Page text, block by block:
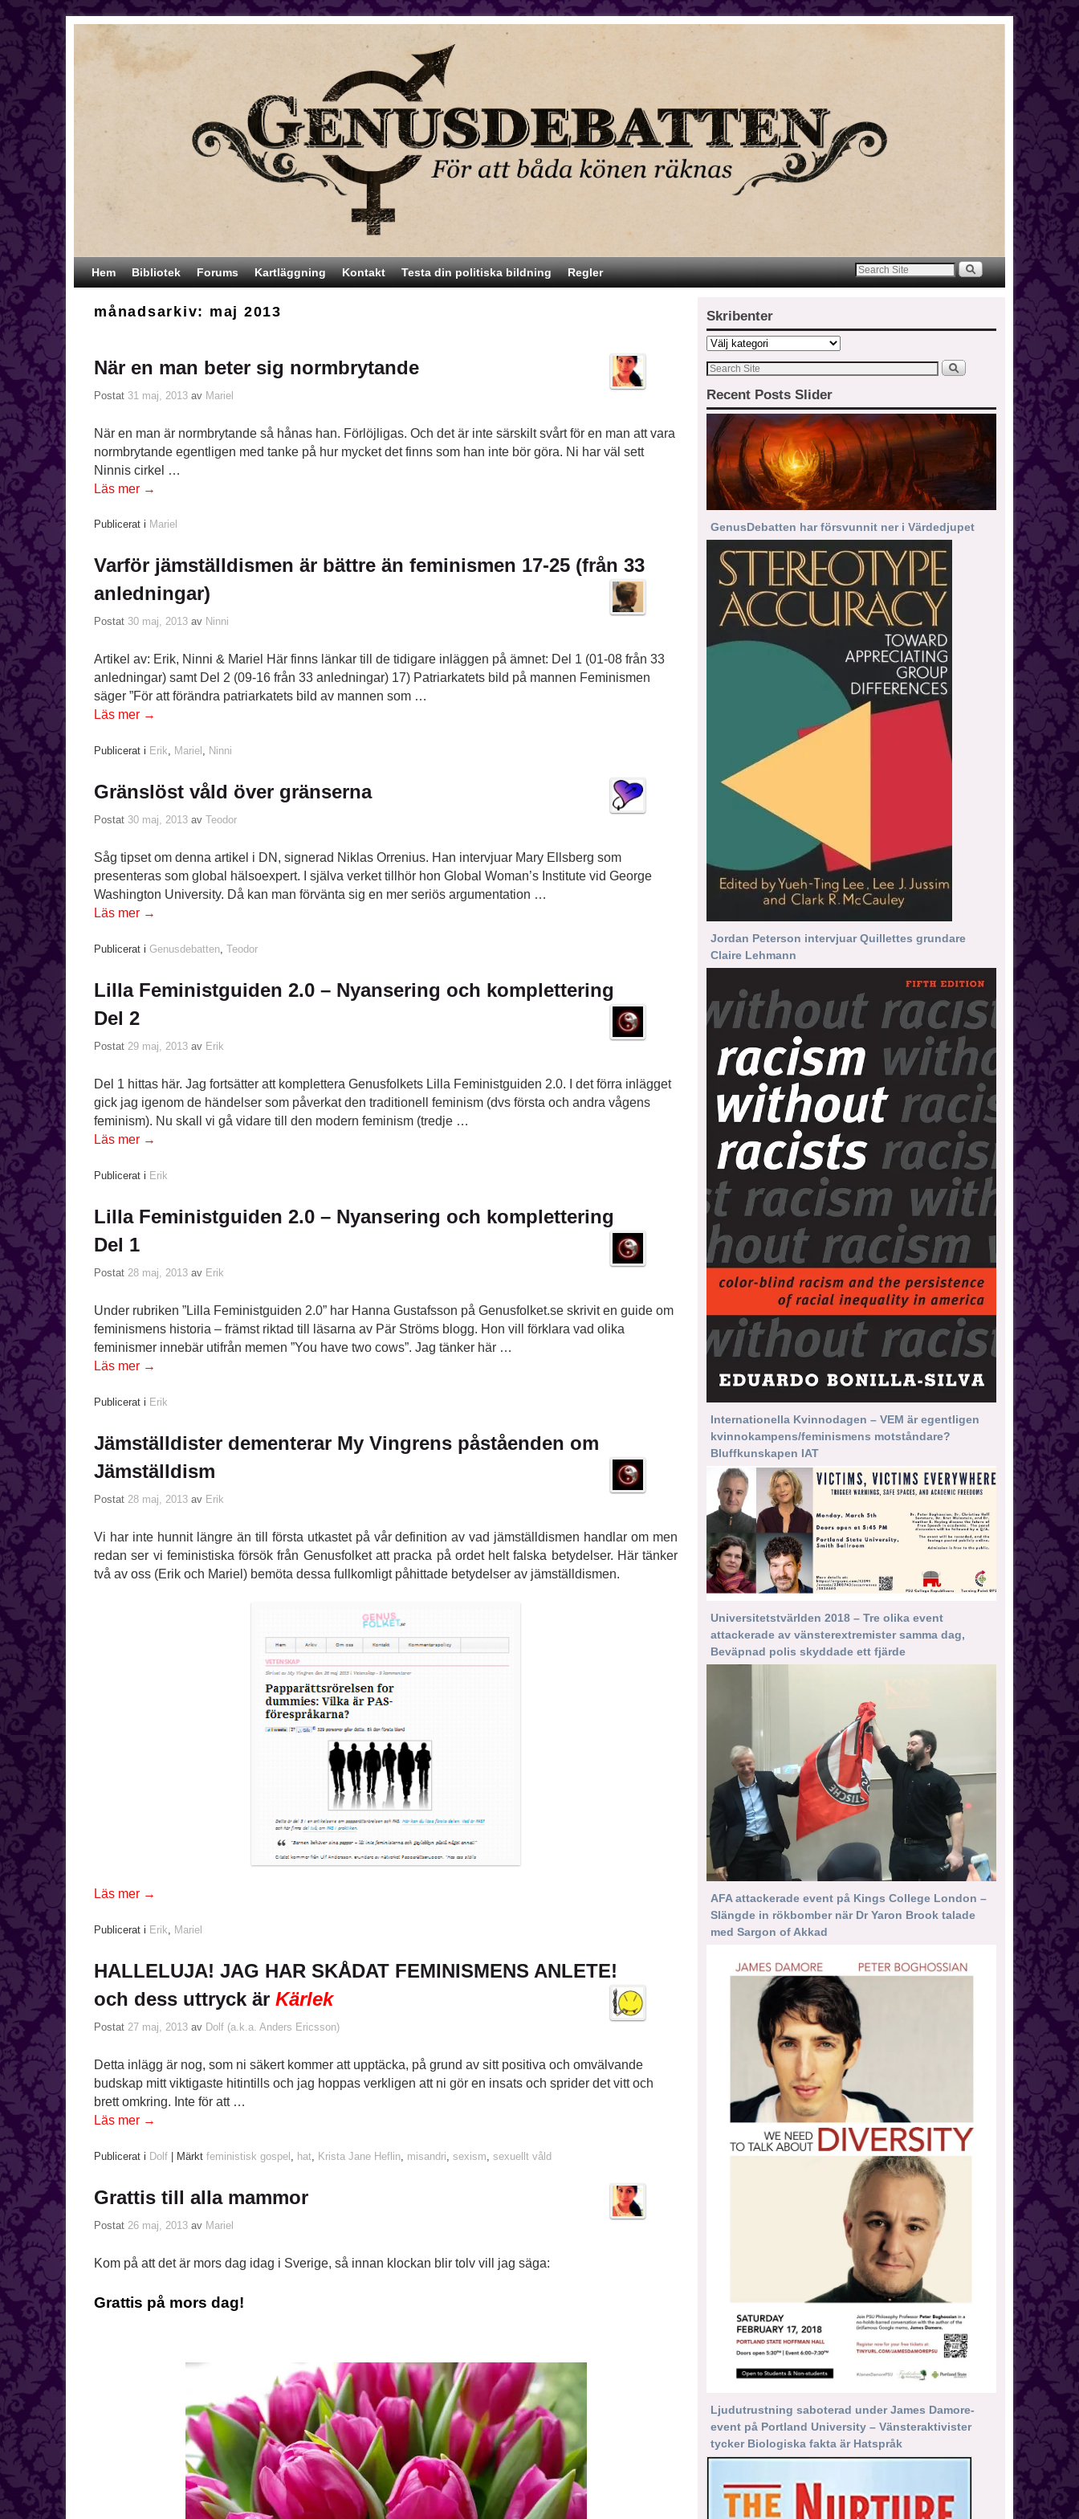
Hoppa till huvudinnehåll
Hoppa till sekundärt innehåll
Hem Bibliotek Forums Kartläggning Kontakt Testa din politiska bildning Regler
månadsarkiv: maj 2013
När en man beter sig normbrytande
Postat 31 maj, 2013 av Mariel
När en man är normbrytande så hånas han. Förlöjligas. Och det är inte särskilt svårt för en man att vara
normbrytande egentligen med tanke på hur mycket det finns som han inte bör göra. Ni har väl sett
Ninnis cirkel …
Läs mer →
Publicerat i Mariel
Varför jämställdismen är bättre än feminismen 17-25 (från 33
anledningar)
Postat 30 maj, 2013 av Ninni
Artikel av: Erik, Ninni & Mariel Här finns länkar till de tidigare inläggen på ämnet: Del 1 (01-08 från 33
anledningar) samt Del 2 (09-16 från 33 anledningar) 17) Patriarkatets bild på mannen Feminismen
säger ”För att förändra patriarkatets bild av mannen som …
Läs mer →
Publicerat i Erik, Mariel , Ninni
Gränslöst våld över gränserna
Postat 30 maj, 2013 av Teodor
Såg tipset om denna artikel i DN, signerad Niklas Orrenius. Han intervjuar Mary Ellsberg som
presenteras som global hälsoexpert. I själva verket tillhör hon Global Woman’s Institute vid George
Washington University. Då kan man förvänta sig en mer seriös argumentation …
Läs mer →
Publicerat i Genusdebatten, Teodor
Lilla Feministguiden 2.0 – Nyansering och komplettering
Del 2
Postat 29 maj, 2013 av Erik
Del 1 hittas här. Jag fortsätter att komplettera Genusfolkets Lilla Feministguiden 2.0. I det förra inlägget
gick jag igenom de händelser som påverkat den traditionell feminism (dvs första och andra vågens
feminism). Nu skall vi gå vidare till den modern feminism (tredje …
Läs mer →
Publicerat i Erik
Lilla Feministguiden 2.0 – Nyansering och komplettering
Del 1
Postat 28 maj, 2013 av Erik
Under rubriken ”Lilla Feministguiden 2.0” har Hanna Gustafsson på Genusfolket.se skrivit en guide om
feminismens historia – främst riktad till läsarna av Pär Ströms blogg. Hon vill förklara vad olika
feminismer innebär utifrån memen ”You have two cows”. Jag tänker här …
Läs mer →
Publicerat i Erik
Jämställdister dementerar My Vingrens påståenden om
Jämställdism
Postat 28 maj, 2013 av Erik
Vi har inte hunnit längre än till första utkastet på vår definition av vad jämställdismen handlar om men
redan ser vi feministiska försök från Genusfolket att pracka på ordet helt falska betydelser. Här tänker
två av oss (Erik och Mariel) bemöta dessa fullkomligt påhittade betydelser av jämställdismen.
Läs mer →
Publicerat i Erik, Mariel
HALLELUJA! JAG HAR SKÅDAT FEMINISMENS ANLETE!
och dess uttryck är Kärlek
Postat 27 maj, 2013 av Dolf (a.k.a. Anders Ericsson)
Detta inlägg är nog, som ni säkert kommer att upptäcka, på grund av sitt positiva och omvälvande
budskap mitt viktigaste hitintills och jag hoppas verkligen att ni gör en insats och sprider det vitt och
brett omkring. Inte för att …
Läs mer →
Publicerat i Dolf Märkt feministisk gospel hat Krista Jane Heflin misandri sexism sexuellt våld
Grattis till alla mammor
Postat 26 maj, 2013 av Mariel
Kom på att det är mors dag idag i Sverige, så innan klockan blir tolv vill jag säga:
Grattis på mors dag!
Skribenter
Recent Posts Slider
GenusDebatten har försvunnit ner i Värdedjupet
Jordan Peterson intervjuar Quillettes grundare
Claire Lehmann
Internationella Kvinnodagen – VEM är egentligen
kvinnokampens/feminismens motståndare?
Bluffkunskapen IAT
Universitetstvärlden 2018 – Tre olika event
attackerade av vänsterextremister samma dag,
Beväpnad polis skyddade ett fjärde
AFA attackerade event på Kings College London –
Slängde in rökbomber när Dr Yaron Brook talade
med Sargon of Akkad
Ljudutrustning saboterad under James Damore-
event på Portland University – Vänsteraktivister
tycker Biologiska fakta är Hatspråk